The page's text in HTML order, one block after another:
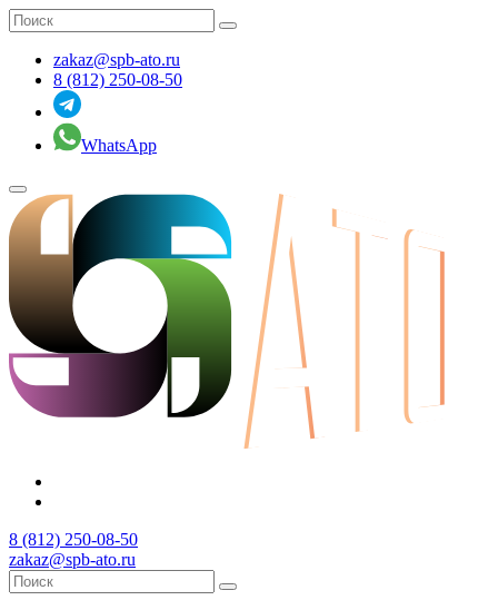
zakaz@spb-ato.ru
8 (812) 250-08-50
WhatsApp
8 (812) 250-08-50
zakaz@spb-ato.ru